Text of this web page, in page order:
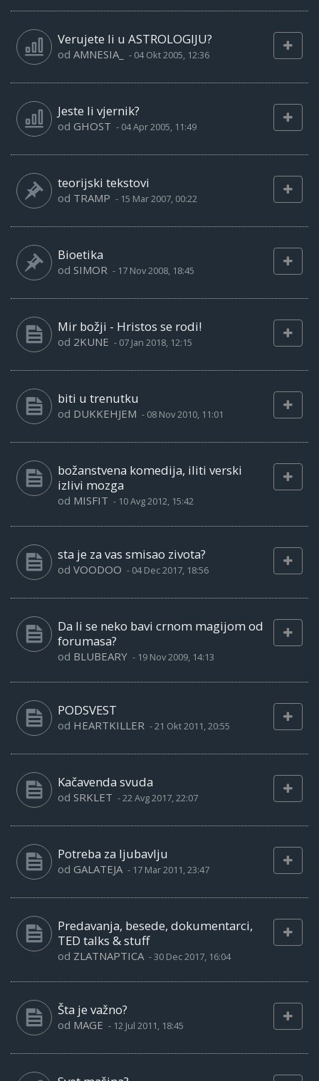
Verujete li u ASTROLOGIJU?
od AMNESIA_ - 04 Okt 2005, 12:36
Jeste li vjernik?
od GHOST - 04 Apr 2005, 11:49
teorijski tekstovi
od TRAMP - 15 Mar 2007, 00:22
Bioetika
od SIMOR - 17 Nov 2008, 18:45
Mir božji - Hristos se rodi!
od 2KUNE - 07 Jan 2018, 12:15
biti u trenutku
od DUKKEHJEM - 08 Nov 2010, 11:01
božanstvena komedija, iliti verski
izlivi mozga
od MISFIT - 10 Avg 2012, 15:42
sta je za vas smisao zivota?
od VOODOO - 04 Dec 2017, 18:56
Da li se neko bavi crnom magijom od
forumasa?
od BLUBEARY - 19 Nov 2009, 14:13
PODSVEST
od HEARTKILLER -21 Okt 2011, 20:55
Kačavenda svuda
od SRKLET -22 Avg 2017, 22:07
Potreba za ljubavlju
od GALATEJA - 17 Mar 2011, 23:47
Predavanja, besede, dokumentarci,
TED talks & stuff
od ZLATNAPTICA -30 Dec 2017, 16:04
Šta je važno?
od MAGE - 12 Jul 2011, 18:45